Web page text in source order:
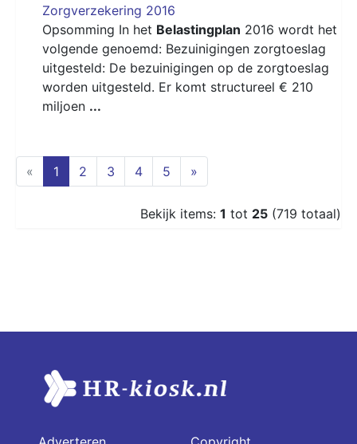
Zorgverzekering 2016
Opsomming In het Belastingplan 2016 wordt het
volgende genoemd: Bezuinigingen zorgtoeslag
uitgesteld: De bezuinigingen op de zorgtoeslag
worden uitgesteld. Er komt structureel € 210
miljoen ...
« 1 (current)
2 3 4 5 »
Bekijk items: 1 tot 25 (719 totaal)